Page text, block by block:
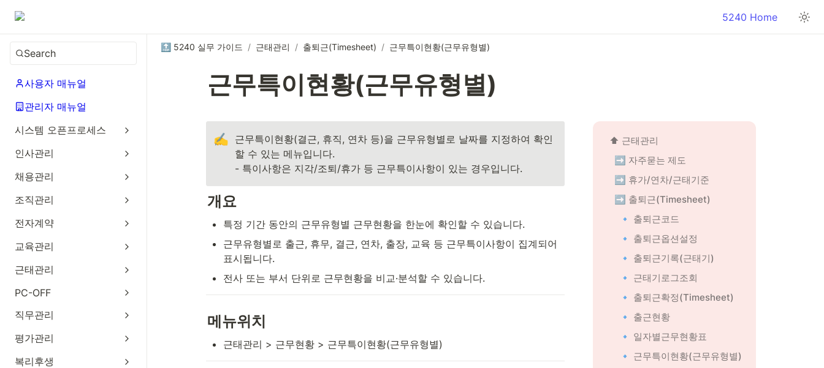
5240 Home
Search
사용자 매뉴얼
관리자 매뉴얼
시스템 오픈프로세스
인사관리
채용관리
조직관리
전자계약
교육관리
근태관리
PC-OFF
직무관리
평가관리
복리후생
🔝 5240 실무 가이드 / 근태관리 / 출퇴근(Timesheet) / 근무특이현황(근무유형별)
근무특이현황(근무유형별)
✍️ 근무특이현황(결근, 휴직, 연차 등)을 근무유형별로 날짜를 지정하여 확인
할 수 있는 메뉴입니다.
- 특이사항은 지각/조퇴/휴가 등 근무특이사항이 있는 경우입니다.
개요
특정 기간 동안의 근무유형별 근무현황을 한눈에 확인할 수 있습니다.
근무유형별로 출근, 휴무, 결근, 연차, 출장, 교육 등 근무특이사항이 집계되어
표시됩니다.
전사 또는 부서 단위로 근무현황을 비교·분석할 수 있습니다.
메뉴위치
근태관리 > 근무현황 > 근무특이현황(근무유형별)
⬆️ 근태관리
➡️ 자주묻는 제도
➡️ 휴가/연차/근태기준
➡️ 출퇴근(Timesheet)
🔹 출퇴근코드
🔹 출퇴근옵션설정
🔹 출퇴근기록(근태기)
🔹 근태기로그조회
🔹 출퇴근확정(Timesheet)
🔹 출근현황
🔹 일자별근무현황표
🔹 근무특이현황(근무유형별)